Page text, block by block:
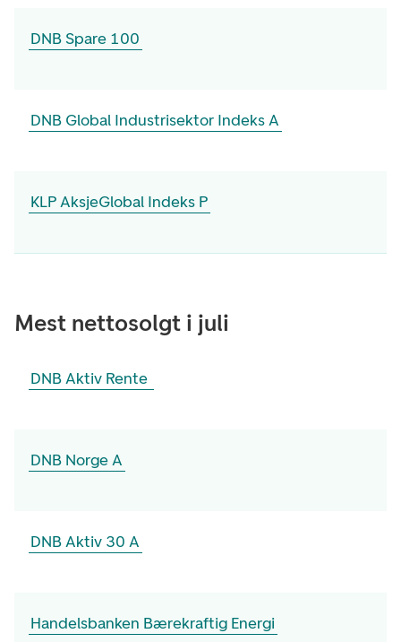
DNB Spare 100
DNB Global Industrisektor Indeks A
KLP AksjeGlobal Indeks P
Mest nettosolgt i juli
DNB Aktiv Rente
DNB Norge A
DNB Aktiv 30 A
Handelsbanken Bærekraftig Energi